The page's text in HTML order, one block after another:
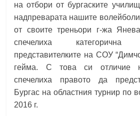
на отбори от бургаските
надпреварата нашите
от своите треньори г-жа
спечелиха
представителките на СОУ
гейма. С това си отличие
спечелиха правото да
Бургас на областния турнир по
2016 г.